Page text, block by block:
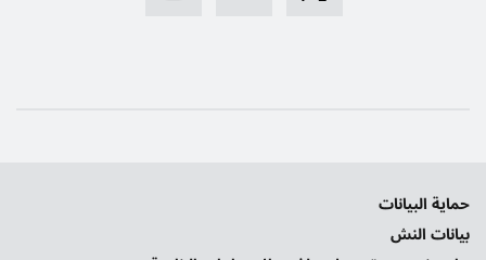
حماية البيانات
بيانات النش